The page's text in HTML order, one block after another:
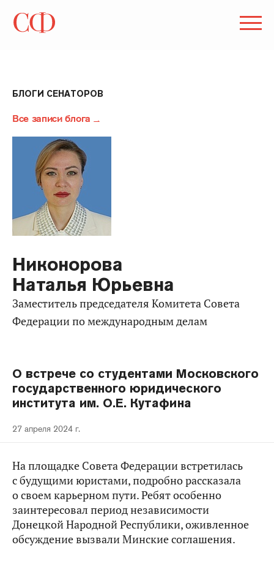
БЛОГИ СЕНАТОРОВ
Все записи блога
Никонорова
Наталья Юрьевна
Заместитель председателя Комитета Совета
Федерации по международным делам
О встрече со студентами Московского
государственного юридического
института им. О.Е. Кутафина
27 апреля 2024 г.
На площадке Совета Федерации встретилась
с будущими юристами, подробно рассказала
о своем карьерном пути. Ребят особенно
заинтересовал период независимости
Донецкой Народной Республики, оживленное
обсуждение вызвали Минские соглашения.